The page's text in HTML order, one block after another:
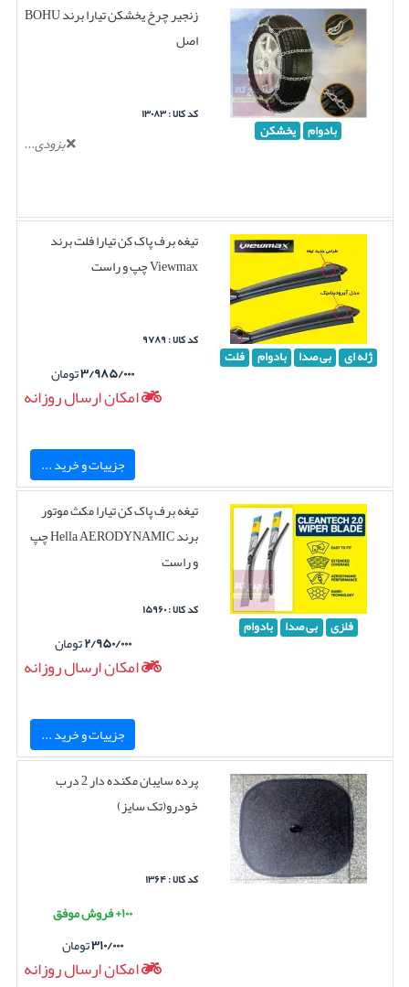
بادوام یخشکن
زنجیر چرخ یخشکن تیارا برند BOHU
اصل
کد کالا : ۱۳۰۸۳
بزودی...
ژله ای بی صدا بادوام فلت
تیغه برف پاک کن تیارا فلت برند
Viewmax چپ و راست
کد کالا : ۹۷۸۹
۳/۹۸۵/۰۰۰تومان
امکان ارسال روزانه
جزییات و خرید ...
فلزی بی صدا بادوام
تیغه برف پاک کن تیارا مکث موتور
برند Hella AERODYNAMIC چپ
و راست
کد کالا : ۱۵۹۶۰
۲/۹۵۰/۰۰۰تومان
امکان ارسال روزانه
جزییات و خرید ...
پرده سایبان مکنده دار 2 درب
خودرو(تک سایز)
کد کالا : ۱۳۶۴
۱۰۰+ فروش موفق
۳۱۰/۰۰۰تومان
امکان ارسال روزانه